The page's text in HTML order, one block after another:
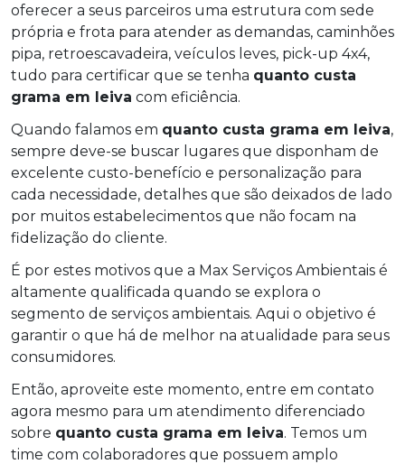
oferecer a seus parceiros uma estrutura com sede
própria e frota para atender as demandas, caminhões
pipa, retroescavadeira, veículos leves, pick-up 4x4,
tudo para certificar que se tenha quanto custa
grama em leiva com eficiência.
Quando falamos em quanto custa grama em leiva,
sempre deve-se buscar lugares que disponham de
excelente custo-benefício e personalização para
cada necessidade, detalhes que são deixados de lado
por muitos estabelecimentos que não focam na
fidelização do cliente.
É por estes motivos que a Max Serviços Ambientais é
altamente qualificada quando se explora o
segmento de serviços ambientais. Aqui o objetivo é
garantir o que há de melhor na atualidade para seus
consumidores.
Então, aproveite este momento, entre em contato
agora mesmo para um atendimento diferenciado
sobre quanto custa grama em leiva. Temos um
time com colaboradores que possuem amplo